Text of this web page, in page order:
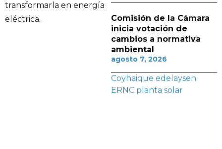
transformarla en energía
eléctrica.
Comisión de la Cámara
inicia votación de
cambios a normativa
ambiental
agosto 7, 2026
Coyhaique edelaysen
ERNC planta solar